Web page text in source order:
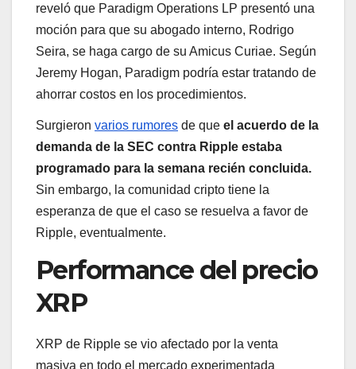
reveló que Paradigm Operations LP presentó una
moción para que su abogado interno, Rodrigo
Seira, se haga cargo de su Amicus Curiae. Según
Jeremy Hogan, Paradigm podría estar tratando de
ahorrar costos en los procedimientos.
Surgieron varios rumores de que el acuerdo de la
demanda de la SEC contra Ripple estaba
programado para la semana recién concluida.
Sin embargo, la comunidad cripto tiene la
esperanza de que el caso se resuelva a favor de
Ripple, eventualmente.
Performance del precio
XRP
XRP de Ripple se vio afectado por la venta
masiva en todo el mercado experimentada